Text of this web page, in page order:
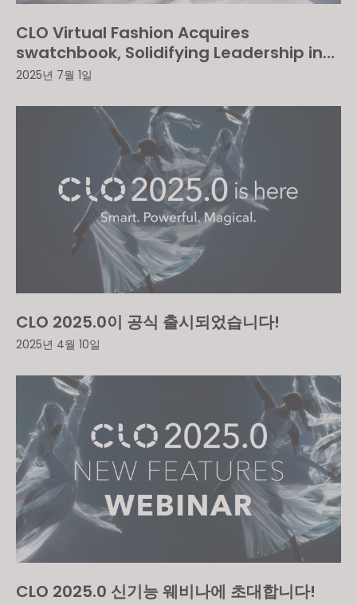
CLO Virtual Fashion Acquires
swatchbook, Solidifying Leadership in
Digital Fabric Solutions
2025년 7월 1일
CLO 2025.0이 공식 출시되었습니다!
2025년 4월 10일
CLO 2025.0 신기능 웨비나에 초대합니다!